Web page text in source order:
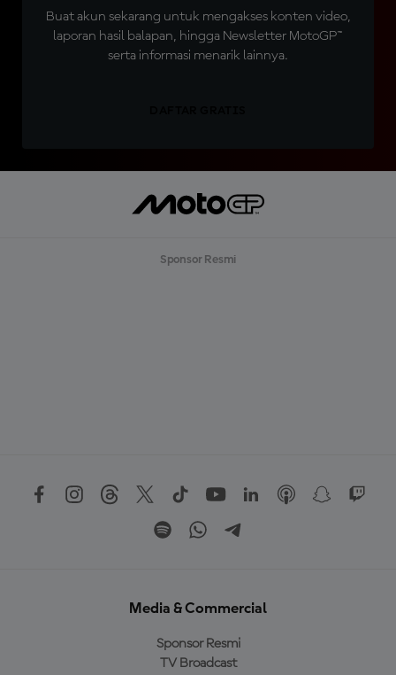
Buat akun sekarang untuk mengakses konten video,
laporan hasil balapan, hingga Newsletter MotoGP™
serta informasi menarik lainnya.
Sponsor Resmi
Media & Commercial
Sponsor Resmi
TV Broadcast